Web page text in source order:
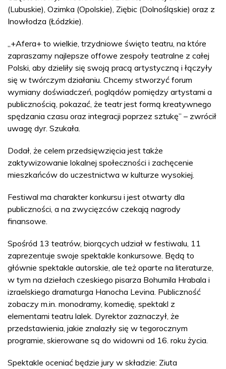
(Lubuskie), Ozimka (Opolskie), Ziębic (Dolnośląskie) oraz z
Inowłodza (Łódzkie).
„+Afera+ to wielkie, trzydniowe święto teatru, na które
zapraszamy najlepsze offowe zespoły teatralne z całej
Polski, aby dzieliły się swoją pracą artystyczną i łączyły
się w twórczym działaniu. Chcemy stworzyć forum
wymiany doświadczeń, poglądów pomiędzy artystami a
publicznością, pokazać, że teatr jest formą kreatywnego
spędzania czasu oraz integracji poprzez sztukę” – zwrócił
uwagę dyr. Szukała.
Dodał, że celem przedsięwzięcia jest także
zaktywizowanie lokalnej społeczności i zachęcenie
mieszkańców do uczestnictwa w kulturze wysokiej.
Festiwal ma charakter konkursu i jest otwarty dla
publiczności, a na zwycięzców czekają nagrody
finansowe.
Spośród 13 teatrów, biorących udział w festiwalu, 11
zaprezentuje swoje spektakle konkursowe. Będą to
głównie spektakle autorskie, ale też oparte na literaturze,
w tym na dziełach czeskiego pisarza Bohumila Hrabala i
izraelskiego dramaturga Hanocha Levina. Publiczność
zobaczy m.in. monodramy, komedię, spektakl z
elementami teatru lalek. Dyrektor zaznaczył, że
przedstawienia, jakie znalazły się w tegorocznym
programie, skierowane są do widowni od 16. roku życia.
Spektakle oceniać będzie jury w składzie: Ziuta